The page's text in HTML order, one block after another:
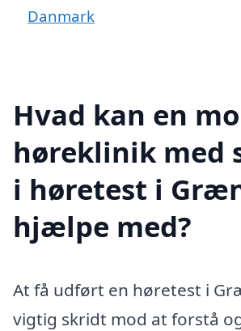
Danmark
Hvad kan en
høreklinik med
i høretest i
hjælpe med?
At få udført en høretest i
vigtig skridt mod at forstå